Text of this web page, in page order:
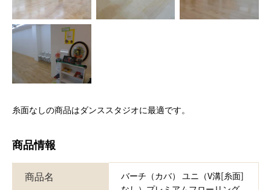
糸面なしの商品はダンススタジオに最適です。
商品情報
商品名
バーチ（カバ） ユニ（V溝[糸面]